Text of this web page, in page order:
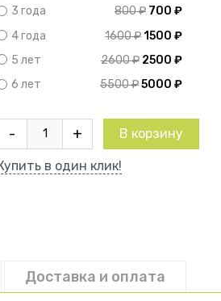
3 года
800₽ 700 ₽
4 года
1600₽1500 ₽
5 лет
2600₽ 2500 ₽
6 лет
5500₽5000 ₽
-
Количество
Ежевика
+ В корзину
в один клик!
Доставка и оплата